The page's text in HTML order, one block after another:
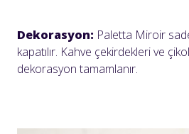
Dekorasyon: Paletta Miroir
kapatılır. Kahve çekirdekleri ve
dekorasyon tamamlanır.